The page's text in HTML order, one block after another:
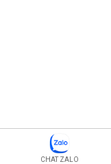
CHAT ZALO